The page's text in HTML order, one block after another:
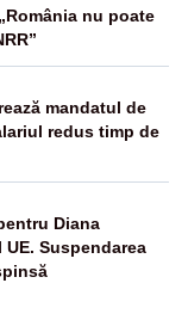
nu poate
mandatul de
redus timp de
Diana
Suspendarea